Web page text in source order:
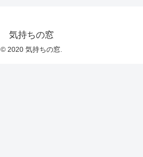
気持ちの窓
© 2020 気持ちの窓.